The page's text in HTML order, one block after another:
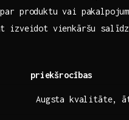
par‍ produktu vai
izveidot vienkāršu
priekšrocības
Augsta kvalitāte,